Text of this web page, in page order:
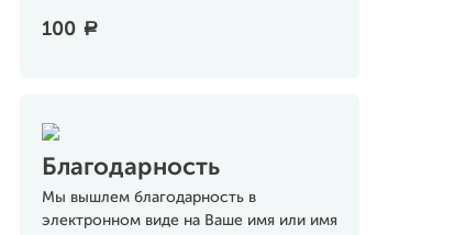
100 a
Благодарность
Мы вышлем благодарность в
электронном виде на Ваше имя или имя